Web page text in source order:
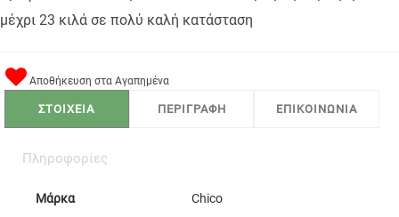
μέχρι 23 κιλά σε πολύ καλή κατάσταση
Αποθήκευση στα Αγαπημένα
ΣΤΟΙΧΕΙΑ ΠΕΡΙΓΡΑΦΗ ΕΠΙΚΟΙΝΩΝΙΑ
Πληροφορίες
Μάρκα Chico